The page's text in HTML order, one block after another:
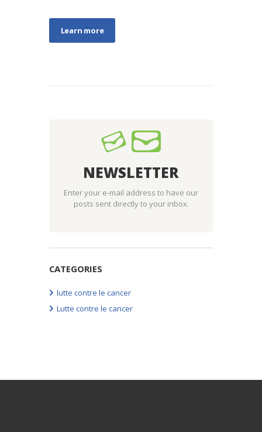
Learn more
NEWSLETTER
Enter your e-mail address to have our
posts sent directly to your inbox.
CATEGORIES
lutte contre le cancer
Lutte contre le cancer